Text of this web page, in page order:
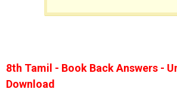
8th Tamil - Book Back Answers -
Download